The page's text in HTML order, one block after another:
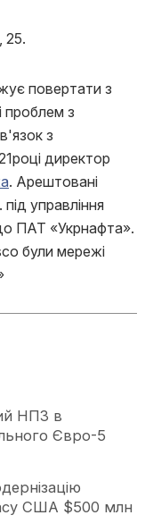
25.
повертати з
проблем з
з
директор
. Арештовані
управління
ПАТ «Укрнафта».
були мережі
НПЗ в
Євро-5
США $500 млн